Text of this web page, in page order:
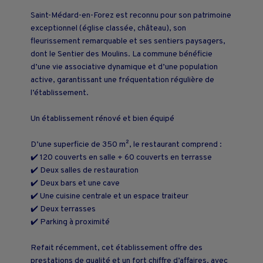
Saint-Médard-en-Forez est reconnu pour son patrimoine
exceptionnel (église classée, château), son
fleurissement remarquable et ses sentiers paysagers,
dont le Sentier des Moulins. La commune bénéficie
d’une vie associative dynamique et d’une population
active, garantissant une fréquentation régulière de
l’établissement.
Un établissement rénové et bien équipé
D’une superficie de 350 m², le restaurant comprend :
✔️ 120 couverts en salle + 60 couverts en terrasse
✔️ Deux salles de restauration
✔️ Deux bars et une cave
✔️ Une cuisine centrale et un espace traiteur
✔️ Deux terrasses
✔️ Parking à proximité
Refait récemment, cet établissement offre des
prestations de qualité et un fort chiffre d’affaires, avec